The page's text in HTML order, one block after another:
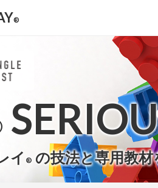
®
イ ® の技法と専用教